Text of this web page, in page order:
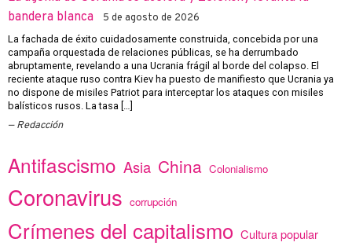
bandera blanca
5 de agosto de 2026
La fachada de éxito cuidadosamente construida, concebida por una
campaña orquestada de relaciones públicas, se ha derrumbado
abruptamente, revelando a una Ucrania frágil al borde del colapso. El
reciente ataque ruso contra Kiev ha puesto de manifiesto que Ucrania ya
no dispone de misiles Patriot para interceptar los ataques con misiles
balísticos rusos. La tasa […]
Redacción
Antifascismo Asia China Colonialismo
Coronavirus corrupción
Crímenes del capitalismo Cultura popular